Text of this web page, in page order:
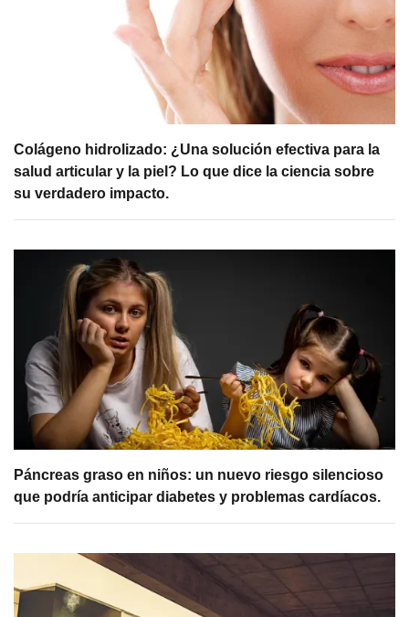
Colágeno hidrolizado: ¿Una solución efectiva para la
salud articular y la piel? Lo que dice la ciencia sobre
su verdadero impacto.
Páncreas graso en niños: un nuevo riesgo silencioso
que podría anticipar diabetes y problemas cardíacos.